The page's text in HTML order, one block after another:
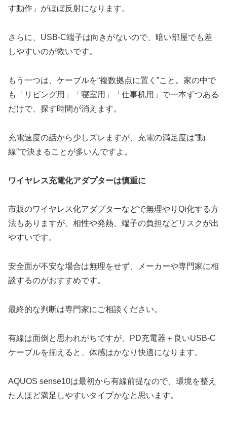
す動作」がほぼ反射になります。
さらに、USB-C端子は向きがないので、暗い部屋でも差
しやすいのが救いです。
もう一つは、ケーブルを“複数拠点に置く”こと。家の中で
も「リビング用」「寝室用」「仕事机用」で一本ずつある
だけで、探す時間が消えます。
充電速度の話から少しズレますが、充電の満足度は“動
線”で決まることが多いんですよ。
ワイヤレス充電化アダプターは慎重に
市販のワイヤレス化アダプターなどで無理やりQi化する方
法もありますが、相性や発熱、端子の負担などリスクが出
やすいです。
安全面が不安な場合は無理をせず、メーカーや専門家に相
談するのがおすすめです。
最終的な判断は専門家にご相談ください。
有線は面倒と思われがちですが、PD充電器＋良いUSB-C
ケーブルを揃えると、体感はかなり快適になります。
AQUOS sense10は最初から有線前提なので、環境を整え
た人ほど満足しやすいタイプかなと思います。